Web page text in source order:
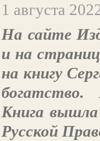
1 августа
На сайте
и на
на книгу
богатство.
Книга
Русской